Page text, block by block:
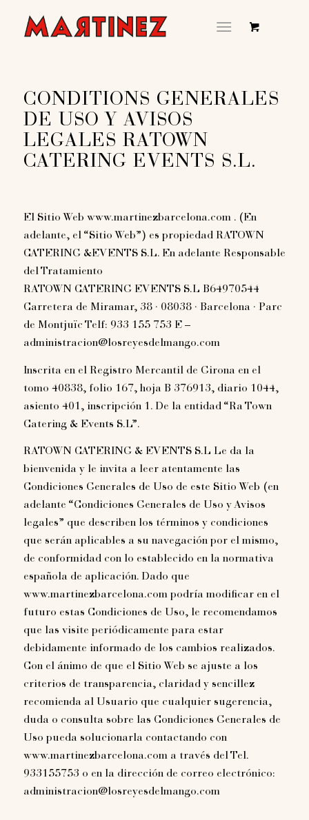
CONDITIONS GENERALES
DE USO Y AVISOS
LEGALES RATOWN
CATERING EVENTS S.L.
El Sitio Web www.martinezbarcelona.com . (En
adelante, el “Sitio Web”) es propiedad RATOWN
CATERING &EVENTS S.L. En adelante Responsable
del Tratamiento
RATOWN CATERING EVENTS S.L B64970544
Carretera de Miramar, 38 · 08038 · Barcelona · Parc
de Montjuïc Telf: 933 155 753 E –
administracion@losreyesdelmango.com
Inscrita en el Registro Mercantil de Girona en el
tomo 40838, folio 167, hoja B 376913, diario 1044,
asiento 401, inscripción 1. De la entidad “Ra Town
Catering & Events S.L”.
RATOWN CATERING & EVENTS S.L Le da la
bienvenida y le invita a leer atentamente las
Condiciones Generales de Uso de este Sitio Web (en
adelante “Condiciones Generales de Uso y Avisos
legales” que describen los términos y condiciones
que serán aplicables a su navegación por el mismo,
de conformidad con lo establecido en la normativa
española de aplicación. Dado que
www.martinezbarcelona.com podría modificar en el
futuro estas Condiciones de Uso, le recomendamos
que las visite periódicamente para estar
debidamente informado de los cambios realizados.
Con el ánimo de que el Sitio Web se ajuste a los
criterios de transparencia, claridad y sencillez
recomienda al Usuario que cualquier sugerencia,
duda o consulta sobre las Condiciones Generales de
Uso pueda solucionarla contactando con
www.martinezbarcelona.com a través del Tel.
933155753 o en la dirección de correo electrónico:
administracion@losreyesdelmango.com